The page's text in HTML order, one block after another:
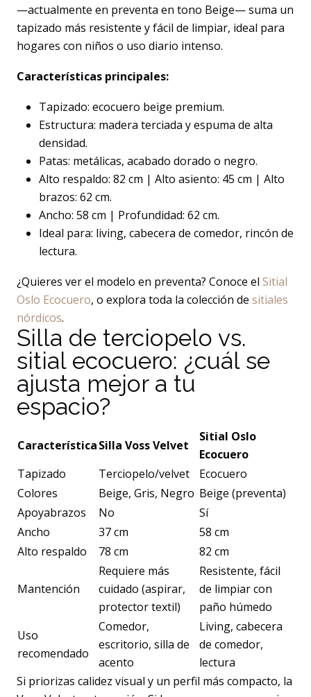
—actualmente en preventa en tono Beige— suma un
tapizado más resistente y fácil de limpiar, ideal para
hogares con niños o uso diario intenso.
Características principales:
Tapizado: ecocuero beige premium.
Estructura: madera terciada y espuma de alta
densidad.
Patas: metálicas, acabado dorado o negro.
Alto respaldo: 82 cm | Alto asiento: 45 cm | Alto
brazos: 62 cm.
Ancho: 58 cm | Profundidad: 62 cm.
Ideal para: living, cabecera de comedor, rincón de
lectura.
¿Quieres ver el modelo en preventa? Conoce el Sitial
Oslo Ecocuero, o explora toda la colección de sitiales
nórdicos.
Silla de terciopelo vs.
sitial ecocuero: ¿cuál se
ajusta mejor a tu
espacio?
CaracterísticaSilla Voss Velvet
Sitial Oslo
Ecocuero
Tapizado
Terciopelo/velvet
Ecocuero
Colores
Beige, Gris, Negro Beige (preventa)
Apoyabrazos
No
Sí
Ancho
37 cm
58 cm
Alto respaldo
78 cm 82 cm
Mantención
Requiere más
cuidado (aspirar,
protector textil)
Resistente, fácil
de limpiar con
paño húmedo
Uso
recomendado
Comedor,
escritorio, silla de
acento
Living, cabecera
de comedor,
lectura
Si priorizas calidez visual y un perfil más compacto, la